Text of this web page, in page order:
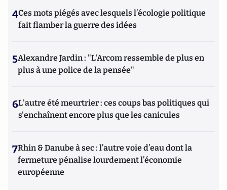
4Ces mots piégés avec lesquels l’écologie politique
fait flamber la guerre des idées
5Alexandre Jardin : "L'Arcom ressemble de plus en
plus à une police de la pensée"
6L'autre été meurtrier : ces coups bas politiques qui
s'enchaînent encore plus que les canicules
7Rhin & Danube à sec : l’autre voie d’eau dont la
fermeture pénalise lourdement l’économie
européenne